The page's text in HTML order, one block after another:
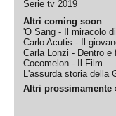
Serie tv 2019
Altri coming soon
'O Sang - Il miracolo
Carlo Acutis - Il
Carla Lonzi - Dentro e
Cocomelon - Il Film
L'assurda storia della
Altri prossimamente